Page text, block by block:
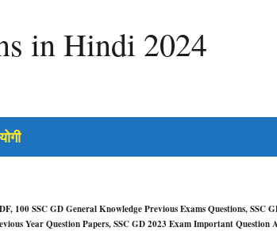
in Hindi 2024
100 SSC GD General Knowledge Previous Exams Questions, SSC
Year Question Papers, SSC GD 2023 Exam Important Question